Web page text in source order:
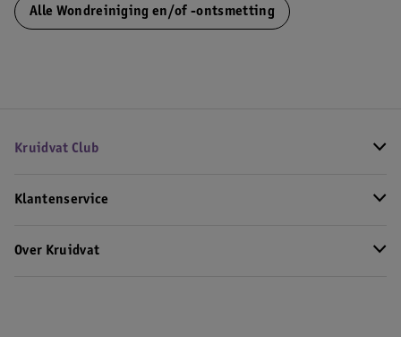
Alle Wondreiniging en/of -ontsmetting
Kruidvat Club
Klantenservice
Over Kruidvat